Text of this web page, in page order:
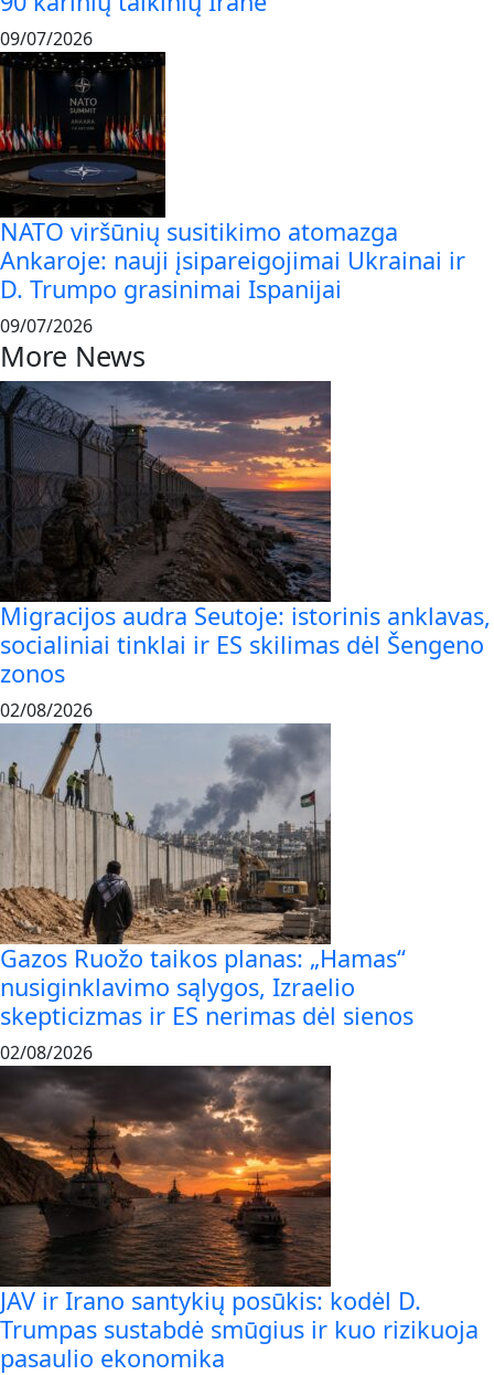
09/07/2026
NATO viršūnių susitikimo atomazga
Ankaroje: nauji įsipareigojimai Ukrainai ir
D. Trumpo grasinimai Ispanijai
09/07/2026
More News
Migracijos audra Seutoje: istorinis anklavas,
socialiniai tinklai ir ES skilimas dėl Šengeno
zonos
02/08/2026
Gazos Ruožo taikos planas: „Hamas“
nusiginklavimo sąlygos, Izraelio
skepticizmas ir ES nerimas dėl sienos
02/08/2026
JAV ir Irano santykių posūkis: kodėl D.
Trumpas sustabdė smūgius ir kuo rizikuoja
pasaulio ekonomika